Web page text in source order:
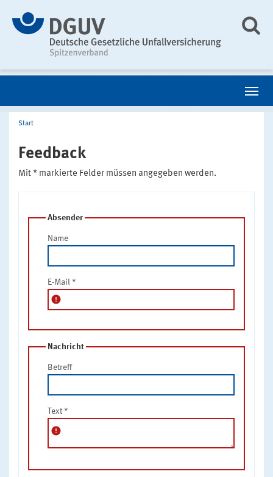
Start
Feedback
Mit * markierte Felder müssen angegeben werden.
Absender
Name
E-Mail *
error
Nachricht
Betreff
Text *
error